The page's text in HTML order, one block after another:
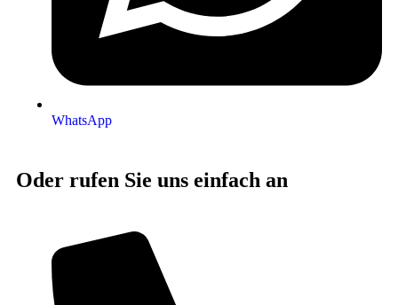
WhatsApp
Oder rufen Sie uns einfach an